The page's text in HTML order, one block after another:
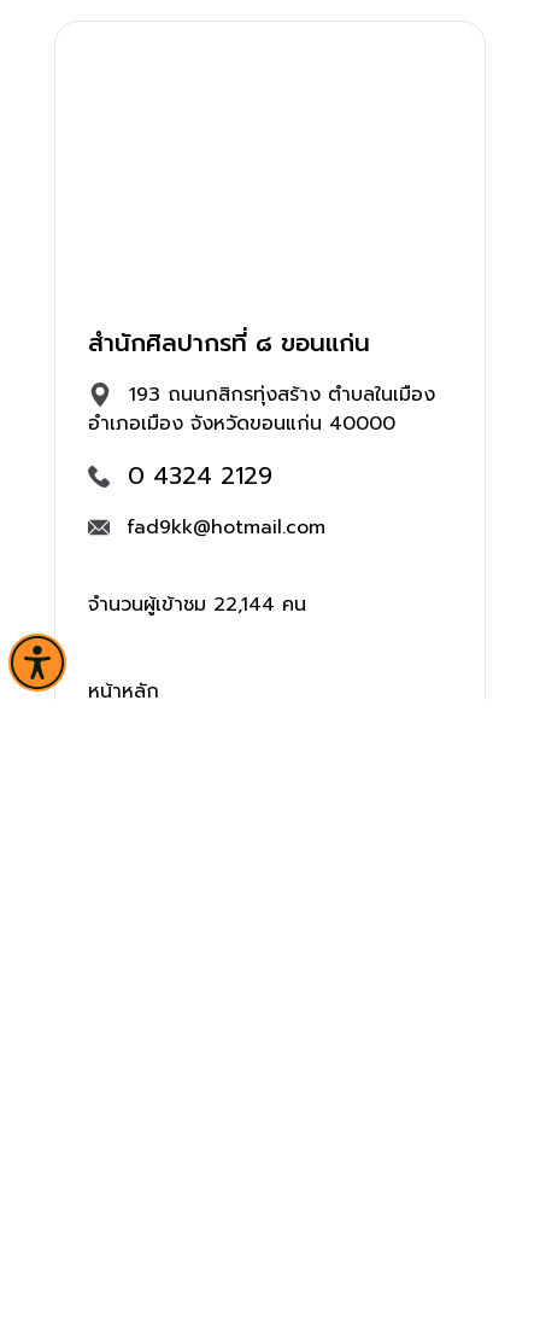
สำนักศิลปากรที่ ๘ ขอนแก่น
193 ถนนกสิกรทุ่งสร้าง ตำบลในเมือง
อำเภอเมือง จังหวัดขอนแก่น 40000
0 4324 2129
fad9kk@hotmail.com
จำนวนผู้เข้าชม 22,144 คน
หน้าหลัก